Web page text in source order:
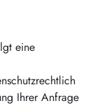
eine
Ihrer Anfrage